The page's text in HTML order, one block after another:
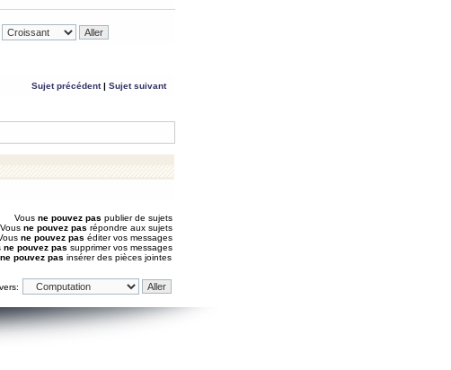
Sujet précédent| Sujet suivant
Vous ne pouvez pas publier de sujets
Vous ne pouvez pas répondre aux sujets
ne pouvez pas éditer vos messages
ne pouvez pas supprimer vos messages
ne pouvez pas insérer des pièces jointes